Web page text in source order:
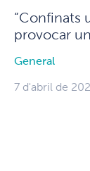
“Confinats
provocar
General
7 d'abril de